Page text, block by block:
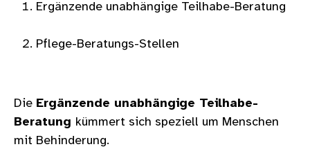
Ergänzende unabhängige Teilhabe-Beratung
Pflege-Beratungs-Stellen
Die Ergänzende unabhängige Teilhabe-
Beratung kümmert sich speziell um Menschen
mit Behinderung.